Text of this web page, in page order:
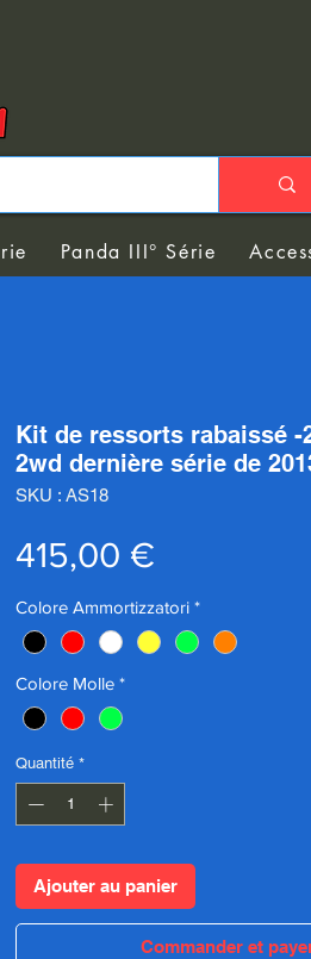
Panda III° Série
Kit de ressorts rabaissé -
2wd dernière série de
SKU : AS18
415,00 €
Colore Ammortizzatori *
Colore Molle *
Quantité *
Ajouter au panier
Commander et